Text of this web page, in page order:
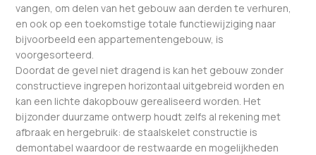
vangen, om delen van het gebouw aan derden te verhuren,
en ook op een toekomstige totale functiewijziging naar
bijvoorbeeld een appartementengebouw, is
voorgesorteerd.
Doordat de gevel niet dragend is kan het gebouw zonder
constructieve ingrepen horizontaal uitgebreid worden en
kan een lichte dakopbouw gerealiseerd worden. Het
bijzonder duurzame ontwerp houdt zelfs al rekening met
afbraak en hergebruik: de staalskelet constructie is
demontabel waardoor de restwaarde en mogelijkheden